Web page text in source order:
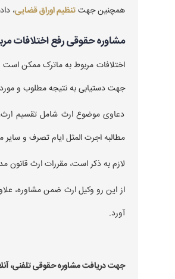
همچنین جهتتنظیم اوراق قضایی،
مشاوره حقوقی رفع اختلافات
اختلافات مربوط به ماترک ممکن
جهت دستیابی به نتیجه مطلوب و
دعاوی موضوع ارث شامل تقسیم ارث،
مطالبه اجرت المثل ایام تصرف و سایر
لازم به ذکر است، مقررات ارث قانون
از این رو وکیل ارث ضمن مشاوره،
آورد.
جهت دریافت مشاوره حقوقی تلفنی، آنلاین و حضوری